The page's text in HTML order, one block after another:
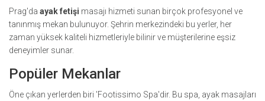
Prag'da ayak fetişi masajı hizmeti sunan birçok profesyonel ve
tanınmış mekan bulunuyor. Şehrin merkezindeki bu yerler, her
zaman yüksek kaliteli hizmetleriyle bilinir ve müşterilerine eşsiz
deneyimler sunar.
Popüler Mekanlar
Öne çıkan yerlerden biri 'Footissimo Spa'dir. Bu spa, ayak masajları